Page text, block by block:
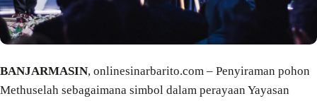
BANJARMASIN, onlinesinarbarito.com – Penyiraman pohon
Methuselah sebagaimana simbol dalam perayaan Yayasan